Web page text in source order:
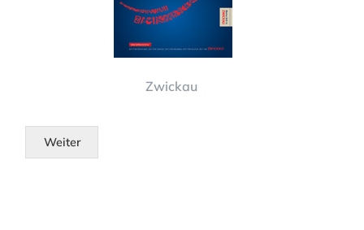
Zwickau
Weiter